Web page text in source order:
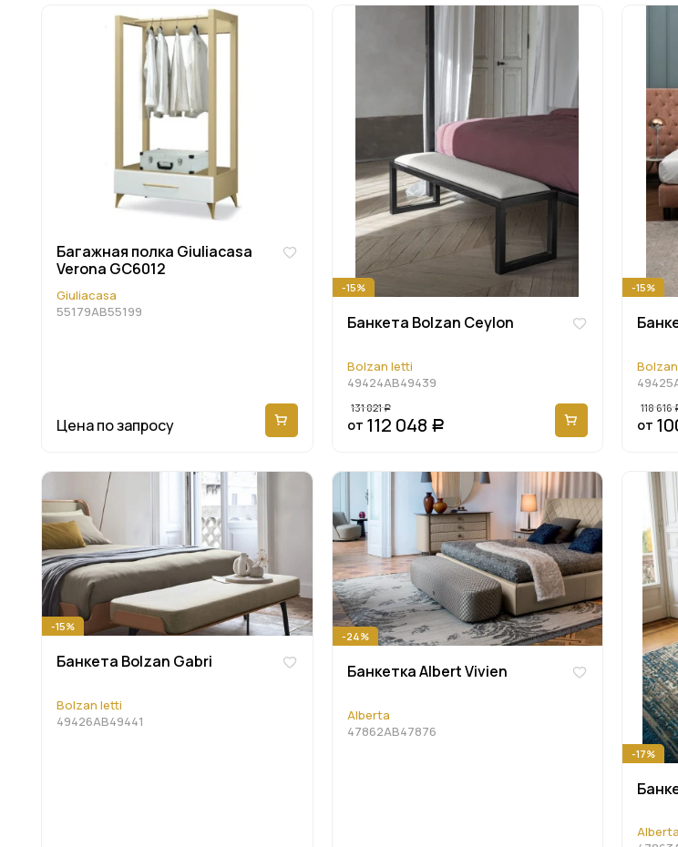
Багажная полка Giuliacasa
Verona GC6012
Giuliacasa
55179AB55199
Цена по запросу
-15%
Банкета Bolzan Ceylon
Bolzan letti
49424AB49439
от
131 821 Р
112 048 Р
-15%
от
118 616
-15%
Банкета Bolzan Gabri
Bolzan letti
49426AB49441
-24%
Банкетка Albert Vivien
Alberta
47862AB47876
-17%
Alberta